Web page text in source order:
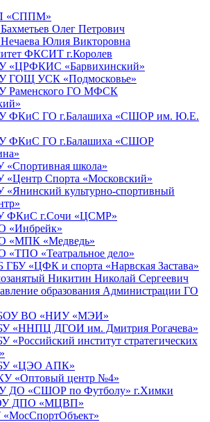
«СППМ»
Олег Петрович
Юлия Викторовна
ФКСИТ г.Королев
«ЦРФКИС «Барвихинский»
ГОЩ УСК «Подмосковье»
Раменского ГО МФСК
ФКиС ГО г.Балашиха «СШОР им. Ю.Е.
ФКиС ГО г.Балашиха «СШОР
«Спортивная школа»
Cпорта «Московский»
культурно-спортивный
ФКиС г.Сочи «ЦСМР»
«Инбрейк»
«МПК «Медведь»
«ТПО «Театральное дело»
«ЦФК и спорта «Нарвская Застава»
Никитин Николай Сергеевич
образования Администрации ГО
ВО «НИУ «МЭИ»
«ННПЦ ДГОИ им. Дмитрия Рогачева»
«Российский институт стратегических
«ЦЭО АПК»
«Оптовый центр №4»
ДО «СШОР по Футболу» г.Химки
ДПО «МЦВП»
«МосСпортОбъект»